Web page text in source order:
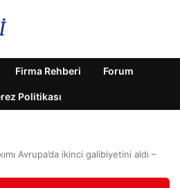
Firma Rehberi Forum
Politikası
Avrupa’da ikinci galibiyetini aldı –